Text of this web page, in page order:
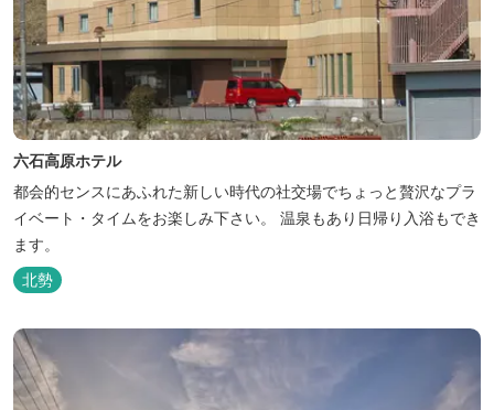
六石高原ホテル
都会的センスにあふれた新しい時代の社交場でちょっと贅沢なプラ
イベート・タイムをお楽しみ下さい。 温泉もあり日帰り入浴もでき
ます。
北勢